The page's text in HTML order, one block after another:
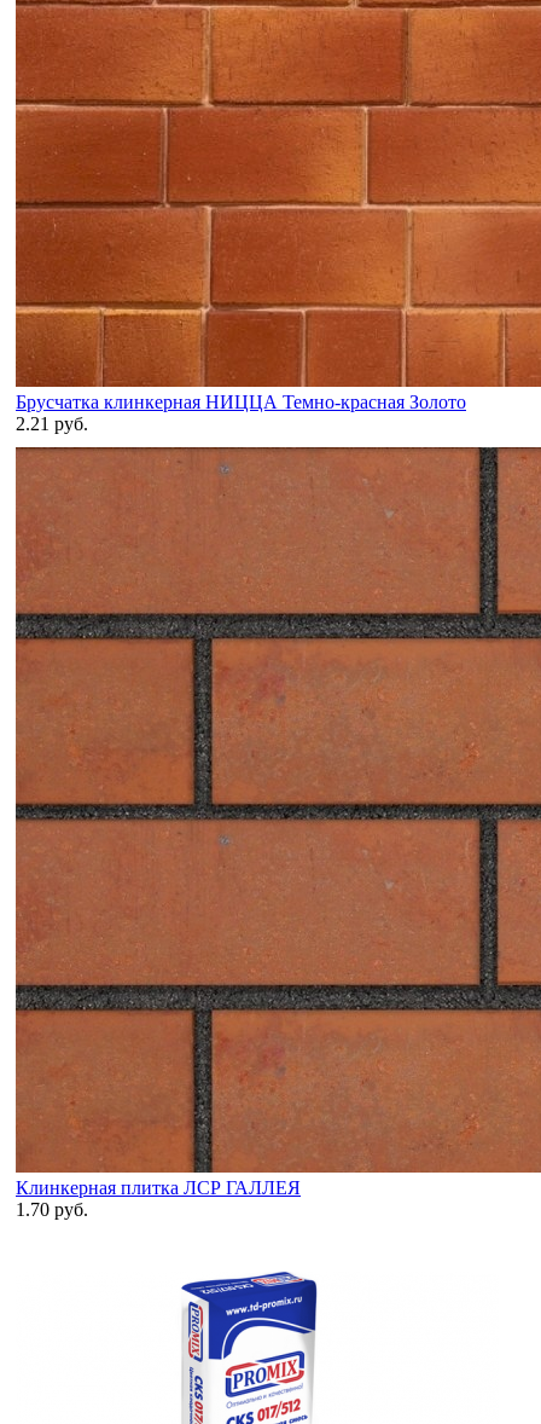
Брусчатка клинкерная НИЦЦА Темно-красная Золото
2.21 руб.
Клинкерная плитка ЛСР ГАЛЛЕЯ
1.70 руб.